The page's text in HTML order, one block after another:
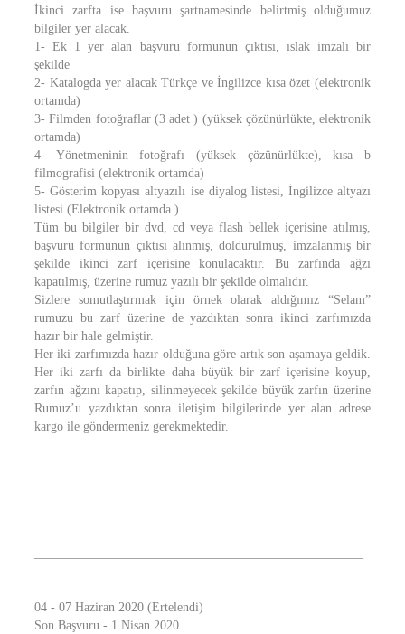
İkinci zarfta ise başvuru şartnamesinde belirtmiş olduğumuz
bilgiler yer alacak.
1- Ek 1 yer alan başvuru formunun çıktısı, ıslak imzalı bir
şekilde
2- Katalogda yer alacak Türkçe ve İngilizce kısa özet (elektronik
ortamda)
3- Filmden fotoğraflar (3 adet ) (yüksek çözünürlükte, elektronik
ortamda)
4- Yönetmeninin fotoğrafı (yüksek çözünürlükte), kısa b
filmografisi (elektronik ortamda)
5- Gösterim kopyası altyazılı ise diyalog listesi, İngilizce altyazı
listesi (Elektronik ortamda.)
Tüm bu bilgiler bir dvd, cd veya flash bellek içerisine atılmış,
başvuru formunun çıktısı alınmış, doldurulmuş, imzalanmış bir
şekilde ikinci zarf içerisine konulacaktır. Bu zarfında ağzı
kapatılmış, üzerine rumuz yazılı bir şekilde olmalıdır.
Sizlere somutlaştırmak için örnek olarak aldığımız “Selam”
rumuzu bu zarf üzerine de yazdıktan sonra ikinci zarfımızda
hazır bir hale gelmiştir.
Her iki zarfımızda hazır olduğuna göre artık son aşamaya geldik.
Her iki zarfı da birlikte daha büyük bir zarf içerisine koyup,
zarfın ağzını kapatıp, silinmeyecek şekilde büyük zarfın üzerine
Rumuz’u yazdıktan sonra iletişim bilgilerinde yer alan adrese
kargo ile göndermeniz gerekmektedir.
04 - 07 Haziran 2020 (Ertelendi)
Son Başvuru - 1 Nisan 2020